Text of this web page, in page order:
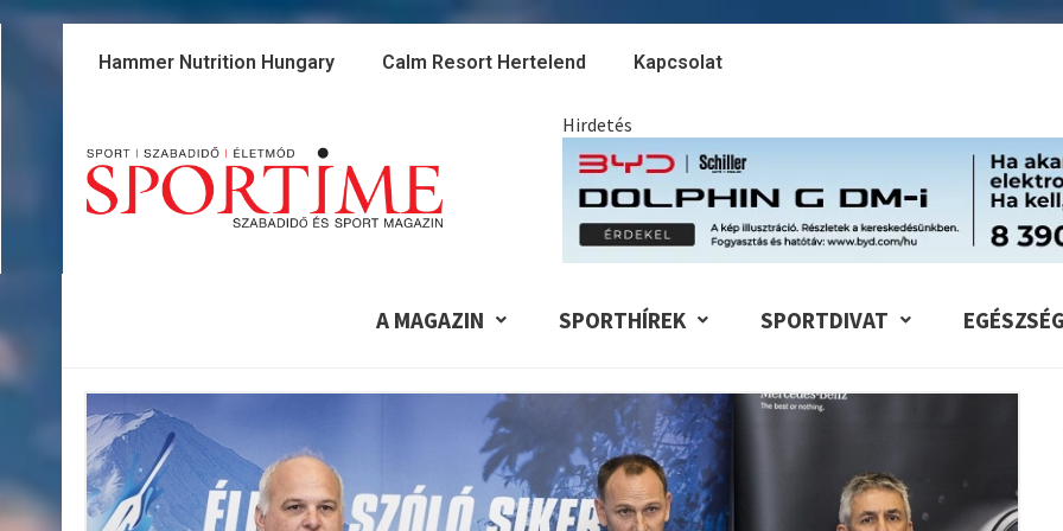
Skip
Hammer Nutrition Hungary Calm Resort Hertelend Kapcsolat
Hirdetés
A MAGAZIN SPORTHÍREK SPORTDIVAT EGÉSZSÉG